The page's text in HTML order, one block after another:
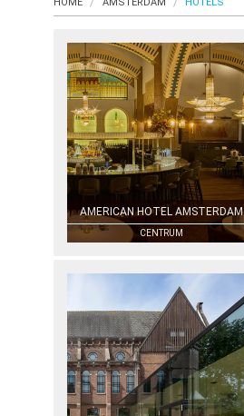
AMERICAN HOTEL AMSTERDAM
CENTRUM